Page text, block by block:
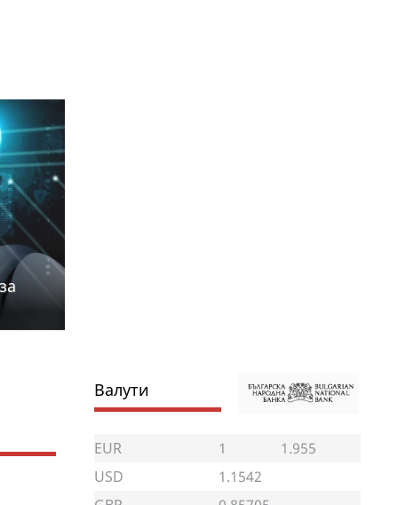
Валути
EUR 1
1.955
USD
1.1542